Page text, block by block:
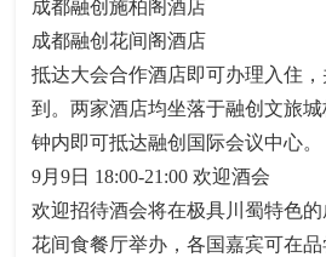
成都融创施柏阁酒店
成都融创花间阁酒店
抵达大会合作酒店即可办理入住
到。两家酒店均坐落于融创文旅
钟内即可抵达融创国际会议中心。
9月9日 18:00-21:00 欢迎酒会
欢迎招待酒会将在极具川蜀特色
花间食餐厅举办，各国嘉宾可在